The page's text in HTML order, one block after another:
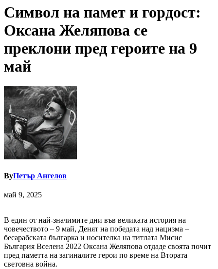
Символ на памет и гордост:
Оксана Желяпова се
преклони пред героите на 9
май
ByПетър Ангелов
май 9, 2025
В един от най-значимите дни във великата история на
човечеството – 9 май, Денят на победата над нацизма –
бесарабската българка и носителка на титлата Мисис
България Вселена 2022 Оксана Желяпова отдаде своята почит
пред паметта на загиналите герои по време на Втората
световна война.